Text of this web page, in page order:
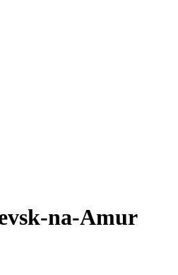
na-Amur